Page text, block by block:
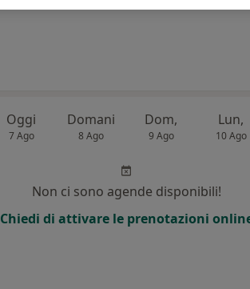
Oggi
7 Ago
Domani
8 Ago
Dom,
9 Ago
Lun,
10 Ago
Non ci sono agende disponibili!
Chiedi di attivare le prenotazioni